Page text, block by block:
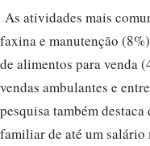
As atividades mais
faxina e manutenção
de alimentos para venda
vendas ambulantes e
pesquisa também
familiar de até um